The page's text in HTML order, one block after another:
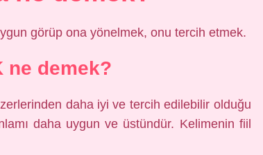
görüp ona yönelmek, onu tercih etmek.
ne demek?
daha iyi ve tercih edilebilir olduğu
daha uygun ve üstündür. Kelimenin fiil